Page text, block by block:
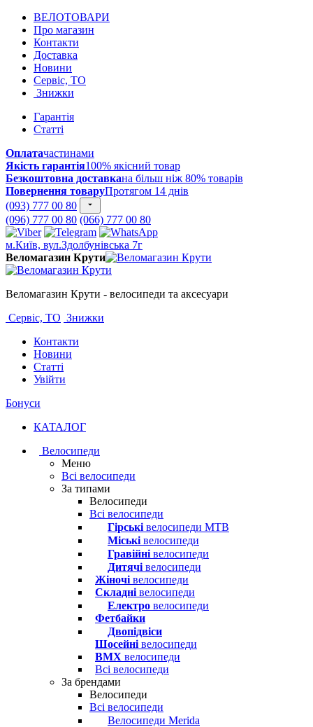
ВЕЛОТОВАРИ
Про магазин
Контакти
Доставка
Новини
Сервіс, ТО
Знижки
Гарантія
Статті
Оплатачастинами
Якість гарантія100% якісний товар
Безкоштовна доставкана більш ніж 80% товарів
Повернення товаруПротягом 14 днів
(093) 777 00 80
(096) 777 00 80 (066) 777 00 80
м.Київ, вул.Здолбунівська 7г
Веломагазин Крути
Веломагазин Крути - велосипеди та аксесуари
Сервіс, ТО Знижки
Контакти
Новини
Статті
Увійти
Бонуси
КАТАЛОГ
Велосипеди
Меню
Всі велосипеди
За типами
Велосипеди
Всі велосипеди
Гірські велосипеди MTB
Міські велосипеди
Гравійні велосипеди
Дитячі велосипеди
Жіночі велосипеди
Складні велосипеди
Електро велосипеди
Фетбайки
Двопідвіси
Шосейні велосипеди
BMX велосипеди
Всі велосипеди
За брендами
Велосипеди
Всі велосипеди
Велосипеди Merida